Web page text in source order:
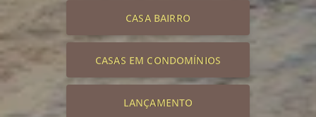
CASA BAIRRO
CASAS EM CONDOMÍNIOS
LANÇAMENTO